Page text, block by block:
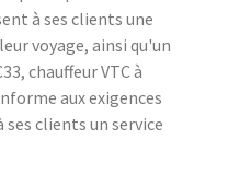
à ses clients une
voyage, ainsi qu'un
chauffeur VTC à
aux exigences
clients un service